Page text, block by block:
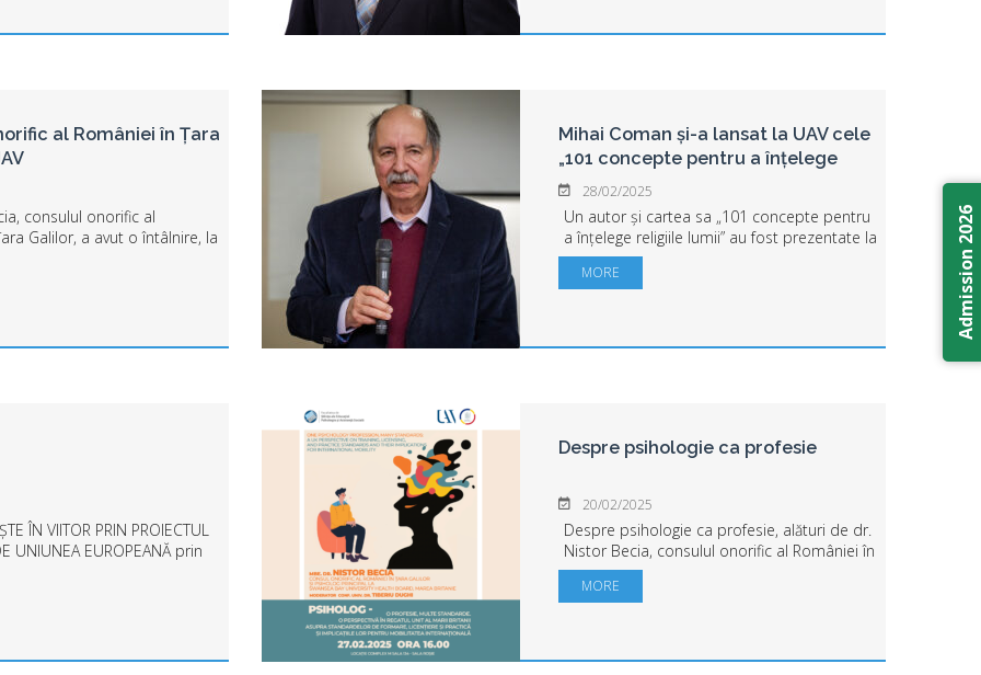
al României în Țara
consulul onorific al
Galilor, a avut o întâlnire, la
trecute, cu rectorul
Vlaicu” din Arad,
Mihai Coman și-a lansat la UAV cele
„101 concepte pentru a înțelege
religiile lumii”
28/02/2025
Un autor și cartea sa „101 concepte pentru
a înțelege religiile lumii” au fost prezentate la
Universitatea „Aurel Vlaicu” din Arad în cadrul
unui eveniment organizat de Facultatea de
MORE
ÎN VIITOR PRIN PROIECTUL
UNIUNEA EUROPEANĂ prin
„Aur...
Despre psihologie ca profesie
20/02/2025
Despre psihologie ca profesie, alături de dr.
Nistor Becia, consulul onorific al României în
Țara Galilor și psiholog principal la Swansea
Bay University Health Board din Marea
MORE
Admission 2026